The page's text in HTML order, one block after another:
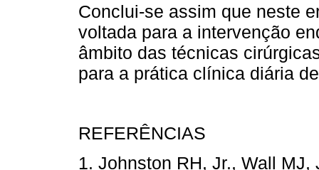
Conclui-se assim que neste
voltada para a intervenção
âmbito das técnicas
para a prática clínica diária
REFERÊNCIAS
1. Johnston RH, Jr., Wall